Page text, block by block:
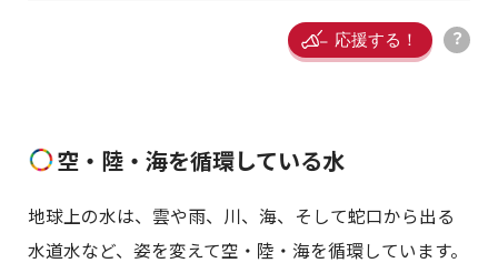
？
空・陸・海を循環している水
地球上の水は、雲や雨、川、海、そして蛇口から出る
水道水など、姿を変えて空・陸・海を循環しています。